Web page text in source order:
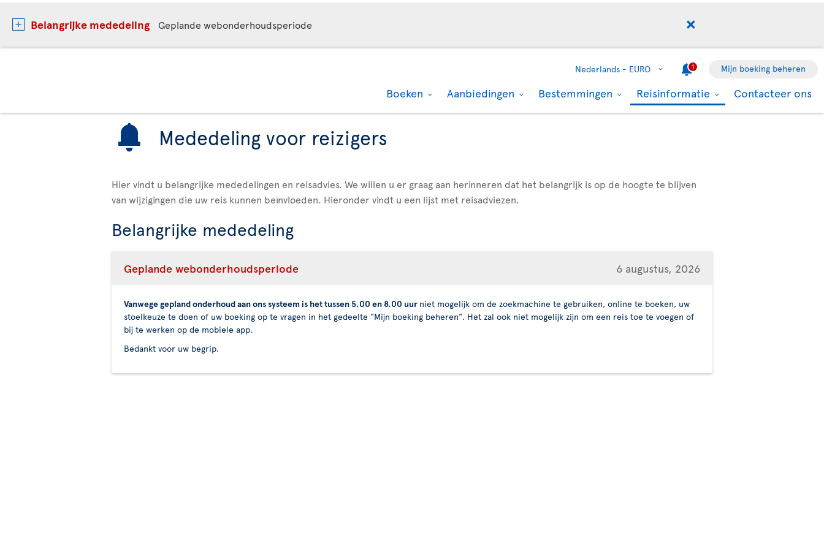
Belangrijke mededeling Geplande webonderhoudsperiode
Nederlands - EURO 1 Mijn boeking beheren
Boeken Aanbiedingen Bestemmingen Reisinformatie Contacteer ons
Mededeling voor reizigers
Hier vindt u belangrijke mededelingen en reisadvies. We willen u er graag aan herinneren dat het belangrijk is op de hoogte te blijven
van wijzigingen die uw reis kunnen beïnvloeden. Hieronder vindt u een lijst met reisadviezen.
Belangrijke mededeling
Geplande webonderhoudsperiode 6 augustus, 2026
Vanwege gepland onderhoud aan ons systeem is het tussen 5.00 en 8.00 uur niet mogelijk om de zoekmachine te gebruiken, online te boeken, uw
stoelkeuze te doen of uw boeking op te vragen in het gedeelte "Mijn boeking beheren". Het zal ook niet mogelijk zijn om een reis toe te voegen of
bij te werken op de mobiele app.
Bedankt voor uw begrip.